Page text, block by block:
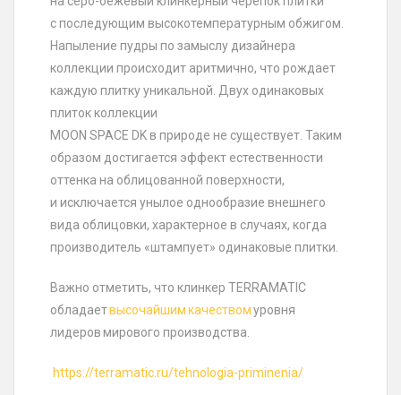
с последующим высокотемпературным обжигом.
Напыление пудры по замыслу дизайнера
коллекции происходит аритмично, что рождает
каждую плитку уникальной. Двух одинаковых
плиток коллекции
MOON SPACE DK в природе не существует. Таким
образом достигается эффект естественности
оттенка на облицованной поверхности,
и исключается унылое однообразие внешнего
вида облицовки, характерное в случаях, когда
производитель «штампует» одинаковые плитки.
Важно отметить, что клинкер TERRAMATIC
обладаетвысочайшим качествомуровня
лидеров мирового производства.
https://terramatic.ru/tehnologia-priminenia/